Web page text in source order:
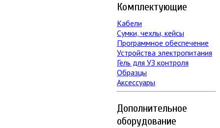
Комплектующие
Кабели
Сумки, чехлы, кейсы
Программное обеспечение
Устройства электропитания
Гель для УЗ контроля
Образцы
Аксессуары
Дополнительное
оборудование